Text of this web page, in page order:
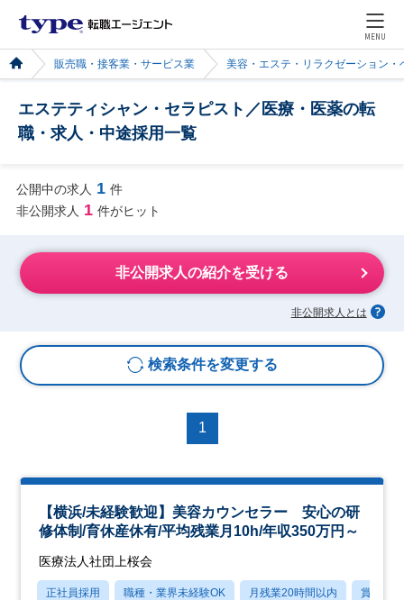
MENU
販売職・接客業・サービス業 美容・エステ・リラクゼーション・
エステティシャン・セラピスト／医療・医薬の転
職・求人・中途採用一覧
公開中の求人 1 件
非公開求人 1 件がヒット
非公開求人の紹介を受ける
非公開求人とは
検索条件を変更する
1
【横浜/未経験歓迎】美容カウンセラー 安心の研
修体制/育休産休有/平均残業月10h/年収350万円～
医療法人社団上桜会
正社員採用 職種・業界未経験OK 月残業20時間以内 賞与あり